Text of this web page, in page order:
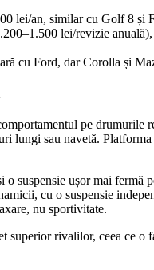
lei/an, similar cu Golf 8 și
lei/revizie
cu Ford, dar Corolla și
pe
lungi sau navetă.
ușor mai fermă
cu o suspensie
nu sportivitate.
rivalilor, ceea ce o